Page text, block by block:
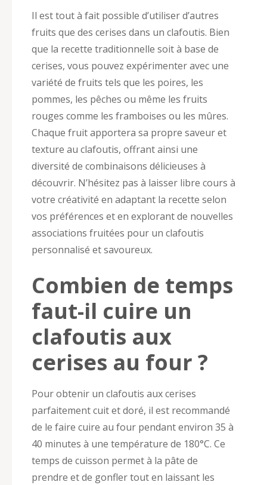
Il est tout à fait possible d’utiliser d’autres
fruits que des cerises dans un clafoutis. Bien
que la recette traditionnelle soit à base de
cerises, vous pouvez expérimenter avec une
variété de fruits tels que les poires, les
pommes, les pêches ou même les fruits
rouges comme les framboises ou les mûres.
Chaque fruit apportera sa propre saveur et
texture au clafoutis, offrant ainsi une
diversité de combinaisons délicieuses à
découvrir. N’hésitez pas à laisser libre cours à
votre créativité en adaptant la recette selon
vos préférences et en explorant de nouvelles
associations fruitées pour un clafoutis
personnalisé et savoureux.
Combien de temps
faut-il cuire un
clafoutis aux
cerises au four ?
Pour obtenir un clafoutis aux cerises
parfaitement cuit et doré, il est recommandé
de le faire cuire au four pendant environ 35 à
40 minutes à une température de 180°C. Ce
temps de cuisson permet à la pâte de
prendre et de gonfler tout en laissant les